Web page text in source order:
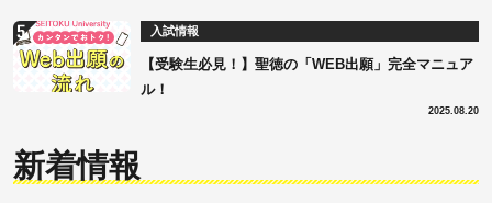
入試情報
【受験生必見！】聖徳の「WEB出願」完全マニュア
ル！
2025.08.20
新着情報